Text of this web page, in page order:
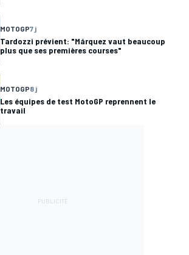
MOTOGP7 j
Tardozzi prévient: "Márquez vaut beaucoup
plus que ses premières courses"
MOTOGP8 j
Les équipes de test MotoGP reprennent le
travail